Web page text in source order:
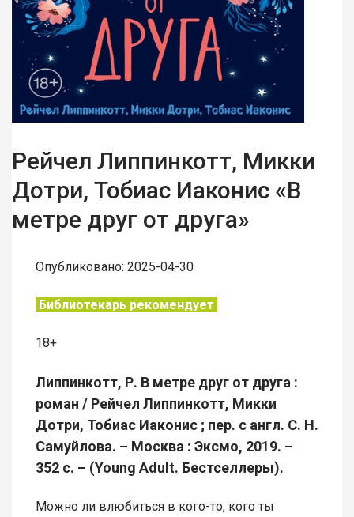
Рейчел Липпинкотт, Микки
Дотри, Тобиас Иаконис «В
метре друг от друга»
Опубликовано: 2025-04-30
Библиотекарь рекомендует
18+
Липпинкотт, Р. В метре друг от друга :
роман / Рейчел Липпинкотт, Микки
Дотри, Тобиас Иаконис ; пер. с англ. С. Н.
Самуйлова. – Москва : Эксмо, 2019. –
352 с. – (Young Adult. Бестселлеры).
Можно ли влюбиться в кого-то, кого ты